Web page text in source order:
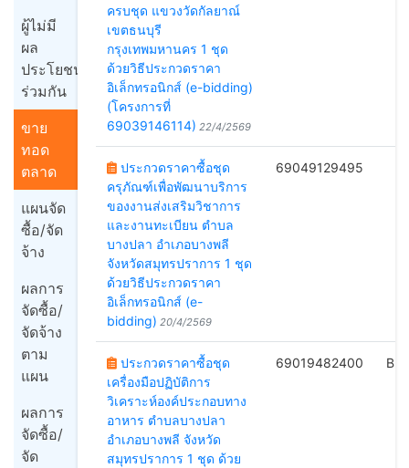
ผู้ไม่มี
ผล
ประโยชน์
ร่วมกัน
ขาย
ทอด
ตลาด
แผนจัด
ซื้อ/จัด
จ้าง
ผลการ
จัดซื้อ/
จัดจ้าง
ตาม
แผน
ผลการ
จัดซื้อ/
จัด
ครบชุด แขวงวัดกัลยาณ์
เขตธนบุรี
กรุงเทพมหานคร 1 ชุด
ด้วยวิธีประกวดราคา
อิเล็กทรอนิกส์ (e-bidding)
(โครงการที่
69039146114) 22/4/2569
ประกวดราคาซื้อชุด
ครุภัณฑ์เพื่อพัฒนาบริการ
ของงานส่งเสริมวิชาการ
และงานทะเบียน ตำบล
บางปลา อำเภอบางพลี
จังหวัดสมุทรปราการ 1 ชุด
ด้วยวิธีประกวดราคา
อิเล็กทรอนิกส์ (e-
bidding) 20/4/2569
69049129495
ประกวดราคาซื้อชุด
เครื่องมือปฏิบัติการ
วิเคราะห์องค์ประกอบทาง
อาหาร ตำบลบางปลา
อำเภอบางพลี จังหวัด
สมุทรปราการ 1 ชุด ด้วย
69019482400 B(